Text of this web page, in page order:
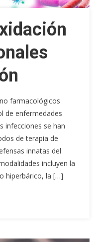
farmacológicos
de enfermedades
infecciones se han
de terapia de
innatas del
incluyen la
hiperbárico, la […]